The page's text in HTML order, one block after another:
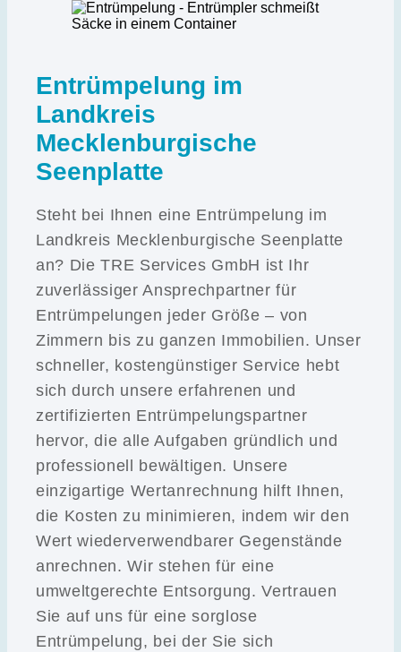
Entrümpelung im
Landkreis
Mecklenburgische
Seenplatte
Steht bei Ihnen eine Entrümpelung im
Landkreis Mecklenburgische Seenplatte
an? Die TRE Services GmbH ist Ihr
zuverlässiger Ansprechpartner für
Entrümpelungen jeder Größe – von
Zimmern bis zu ganzen Immobilien. Unser
schneller, kostengünstiger Service hebt
sich durch unsere erfahrenen und
zertifizierten Entrümpelungspartner
hervor, die alle Aufgaben gründlich und
professionell bewältigen. Unsere
einzigartige Wertanrechnung hilft Ihnen,
die Kosten zu minimieren, indem wir den
Wert wiederverwendbarer Gegenstände
anrechnen. Wir stehen für eine
umweltgerechte Entsorgung. Vertrauen
Sie auf uns für eine sorglose
Entrümpelung, bei der Sie sich